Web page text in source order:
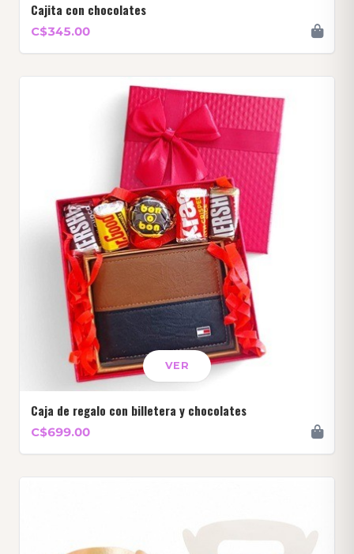
Cajita con chocolates
C$345.00
VER
Caja de regalo con billetera y chocolates
C$699.00